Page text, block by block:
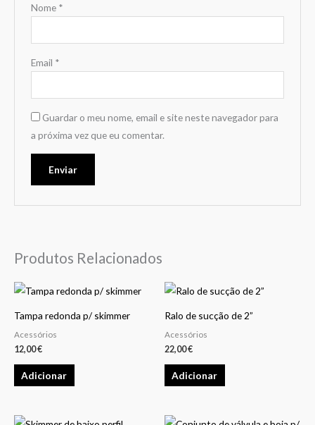
Nome *
Email *
Guardar o meu nome, email e site neste navegador para
a próxima vez que eu comentar.
Produtos Relacionados
Tampa redonda p/ skimmer
Acessórios
12,00€
Adicionar
Ralo de sucção de 2”
Acessórios
22,00€
Adicionar